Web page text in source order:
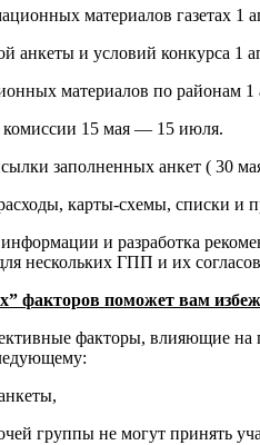
материалов газетах 1
анкеты и условий конкурса 1
материалов по районам 1
комиссии 15 мая — 15 июля.
заполненных анкет ( 30
карты-схемы, списки и
и разработка
нескольких ГПП и их
факторов поможет вам
факторы, влияющие на
группы не могут принять